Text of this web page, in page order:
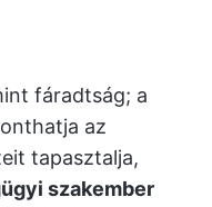
fáradtság; a
az
tapasztalja,
szakember